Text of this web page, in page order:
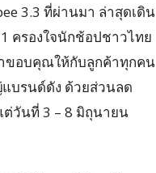
3.3 ที่ผ่านมา ล่าสุดเดิน
ครองใจนักช้อปชาวไทย
ขอบคุณให้กับลูกค้าทุกคน
บรนด์ดัง ด้วยส่วนลด
ต่วันที่ 3 – 8 มิถุนายน